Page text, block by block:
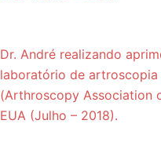
Dr. André realizando
laboratório de
(Arthroscopy Association
EUA (Julho – 2018).